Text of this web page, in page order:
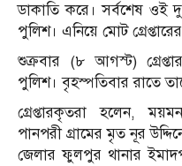
ডাকাতি করে। সর্বশেষ ওই
পুলিশ। এনিয়ে মোট
শুক্রবার (৮ আগস্ট)
পুলিশ। বৃহস্পতিবার রাতে
গ্রেপ্তারকৃতরা হলেন,
পানপরী গ্রামের মৃত নূর
জেলার ফুলপুর থানার